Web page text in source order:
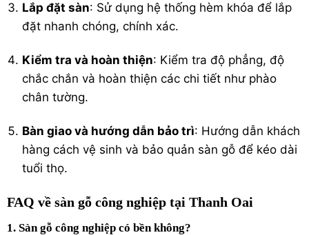
Lắp đặt sàn: Sử dụng hệ thống hèm khóa để lắp
đặt nhanh chóng, chính xác.
Kiểm tra và hoàn thiện: Kiểm tra độ phẳng, độ
chắc chắn và hoàn thiện các chi tiết như phào
chân tường.
Bàn giao và hướng dẫn bảo trì: Hướng dẫn khách
hàng cách vệ sinh và bảo quản sàn gỗ để kéo dài
tuổi thọ.
FAQ về sàn gỗ công nghiệp tại Thanh Oai
1. Sàn gỗ công nghiệp có bền không?